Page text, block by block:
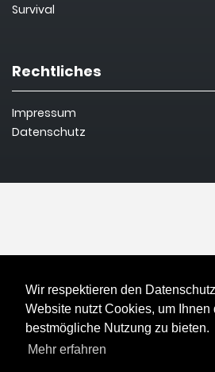
Wir respektieren den
Website nutzt Cookies, um Ihnen
bestmögliche Nutzung zu bieten.
Mehr erfahren
Survival
Rechtliches
Impressum
Datenschutz